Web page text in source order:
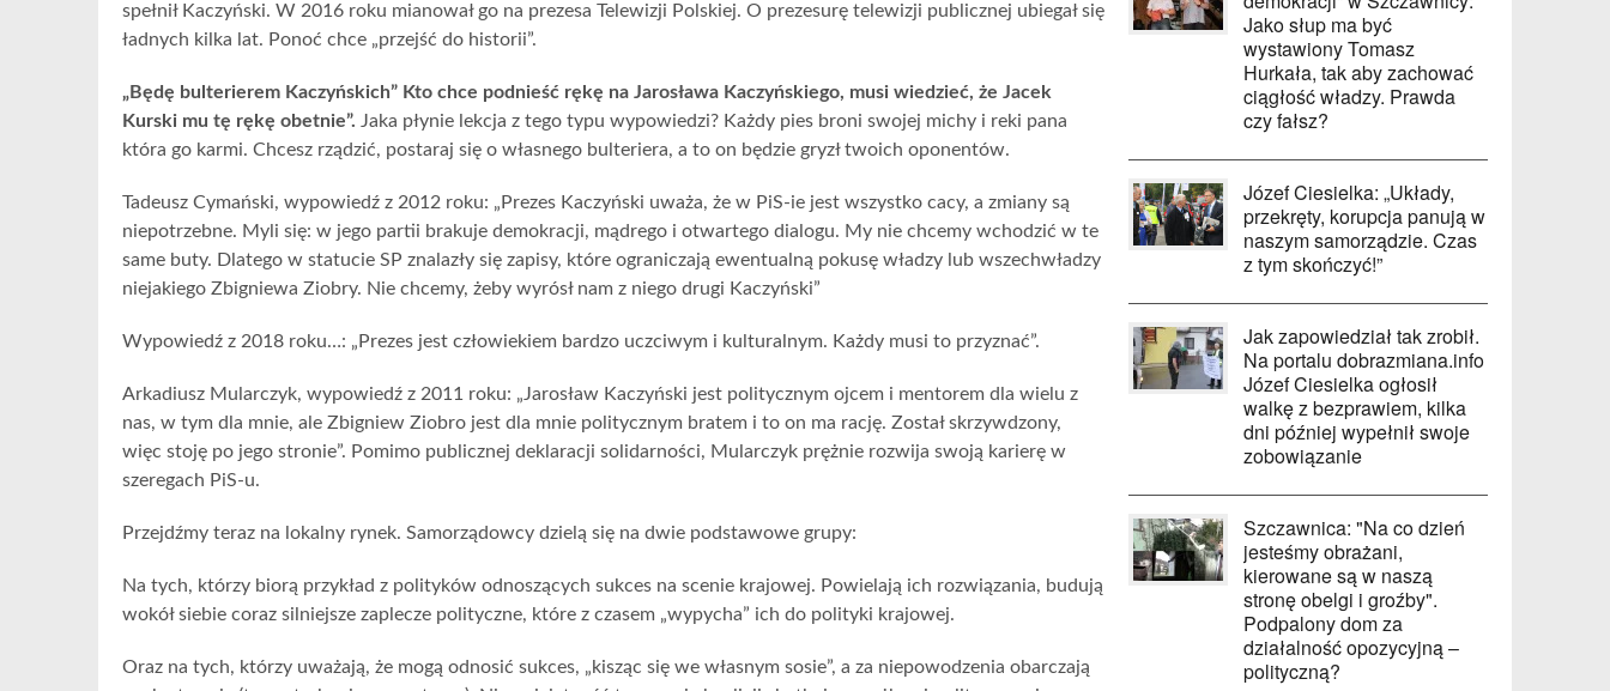
spełnił Kaczyński. W 2016 roku mianował go na prezesa Telewizji Polskiej. O prezesurę telewizji publicznej ubiegał się
ładnych kilka lat. Ponoć chce „przejść do historii”.
„Będę bulterierem Kaczyńskich” Kto chce podnieść rękę na Jarosława Kaczyńskiego, musi wiedzieć, że Jacek
Kurski mu tę rękę obetnie”. Jaka płynie lekcja z tego typu wypowiedzi? Każdy pies broni swojej michy i reki pana
która go karmi. Chcesz rządzić, postaraj się o własnego bulteriera, a to on będzie gryzł twoich oponentów.
Tadeusz Cymański, wypowiedź z 2012 roku: „Prezes Kaczyński uważa, że w PiS-ie jest wszystko cacy, a zmiany są
niepotrzebne. Myli się: w jego partii brakuje demokracji, mądrego i otwartego dialogu. My nie chcemy wchodzić w te
same buty. Dlatego w statucie SP znalazły się zapisy, które ograniczają ewentualną pokusę władzy lub wszechwładzy
niejakiego Zbigniewa Ziobry. Nie chcemy, żeby wyrósł nam z niego drugi Kaczyński”
Wypowiedź z 2018 roku…: „Prezes jest człowiekiem bardzo uczciwym i kulturalnym. Każdy musi to przyznać”.
Arkadiusz Mularczyk, wypowiedź z 2011 roku: „Jarosław Kaczyński jest politycznym ojcem i mentorem dla wielu z
nas, w tym dla mnie, ale Zbigniew Ziobro jest dla mnie politycznym bratem i to on ma rację. Został skrzywdzony,
więc stoję po jego stronie”. Pomimo publicznej deklaracji solidarności, Mularczyk prężnie rozwija swoją karierę w
szeregach PiS-u.
Przejdźmy teraz na lokalny rynek. Samorządowcy dzielą się na dwie podstawowe grupy:
Na tych, którzy biorą przykład z polityków odnoszących sukces na scenie krajowej. Powielają ich rozwiązania, budują
wokół siebie coraz silniejsze zaplecze polityczne, które z czasem „wypycha” ich do polityki krajowej.
Oraz na tych, którzy uważają, że mogą odnosić sukces, „kisząc się we własnym sosie”, a za niepowodzenia obarczają
Jako słup ma być
wystawiony Tomasz
Hurkała, tak aby zachować
ciągłość władzy. Prawda
czy fałsz?
Józef Ciesielka: „Układy,
przekręty, korupcja panują w
naszym samorządzie. Czas
z tym skończyć!”
Jak zapowiedział tak zrobił.
Na portalu dobrazmiana.info
Józef Ciesielka ogłosił
walkę z bezprawiem, kilka
dni później wypełnił swoje
zobowiązanie
Szczawnica: "Na co dzień
jesteśmy obrażani,
kierowane są w naszą
stronę obelgi i groźby".
Podpalony dom za
działalność opozycyjną –
polityczną?